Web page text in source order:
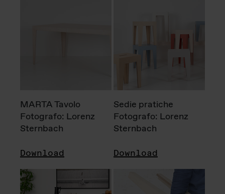
MARTA Tavolo
Fotografo: Lorenz
Sternbach
Download
Sedie pratiche
Fotografo: Lorenz
Sternbach
Download